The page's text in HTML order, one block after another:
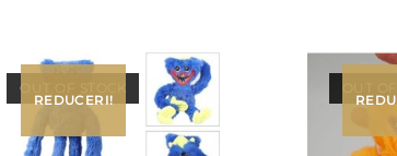
OUT OF STOCK
REDUCERI!